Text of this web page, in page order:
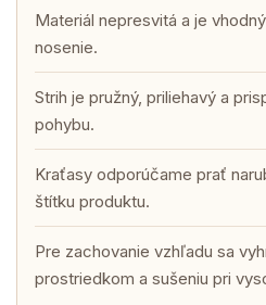
Materiál nepresvitá a je
nosenie.
Strih je pružný, priliehavý a
pohybu.
Kraťasy odporúčame prať
štítku produktu.
Pre zachovanie vzhľadu sa
prostriedkom a sušeniu pri